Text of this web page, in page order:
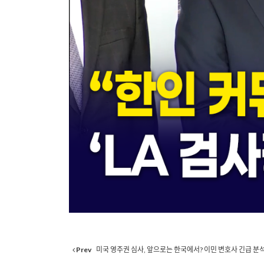
Prev 미국 영주권 심사, 앞으로는 한국에서? 이민 변호사 긴급 분